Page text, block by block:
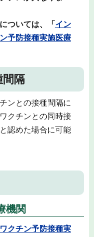
ついては、「 イン
予防接種実施医療
隔
ンとの接種間隔に
クチンとの同時接
認めた場合に可能
機関
クチン予防接種実